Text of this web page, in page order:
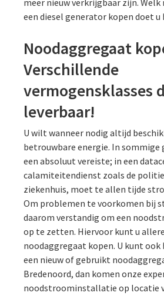
een diesel generator kopen doet u
Noodaggregaat
Verschillende
vermogensklasses
leverbaar!
U wilt wanneer nodig altijd
betrouwbare energie. In sommige
een absoluut vereiste; in een
calamiteitendienst zoals de
ziekenhuis, moet te allen tijde
Om problemen te voorkomen bij
daarom verstandig om een
op te zetten. Hiervoor kunt u
noodaggregaat kopen. U kunt ook
een nieuw of gebruikt
Bredenoord, dan komen onze
noodstroominstallatie op locatie